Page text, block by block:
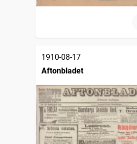
1910-08-17
Aftonbladet